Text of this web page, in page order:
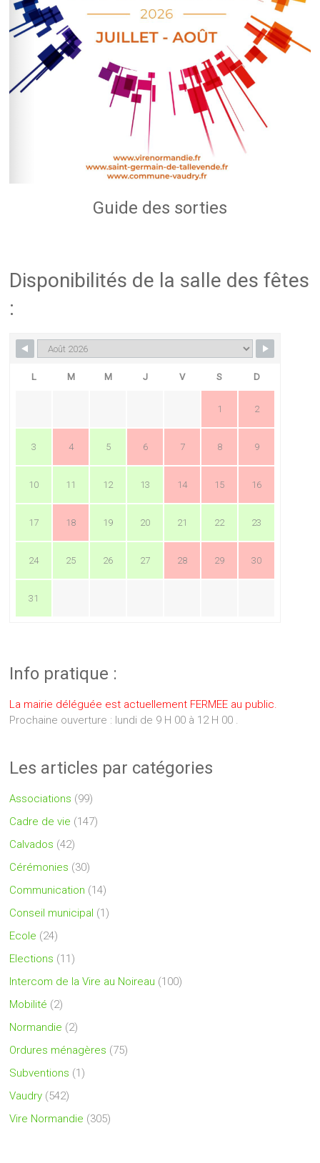
Guide des sorties
Disponibilités de la salle des fêtes
:
L M M J V S D
1 2
3 4 5 6 7 8 9
10 11 12 13 14 15 16
17 18 19 20 21 22 23
24 25 26 27 28 29 30
31
Info pratique :
La mairie déléguée est actuellement FERMEE au public.
Prochaine ouverture : lundi de 9 H 00 à 12 H 00 .
Les articles par catégories
Associations (99)
Cadre de vie (147)
Calvados (42)
Cérémonies (30)
Communication (14)
Conseil municipal (1)
Ecole (24)
Elections (11)
Intercom de la Vire au Noireau (100)
Mobilité (2)
Normandie (2)
Ordures ménagères (75)
Subventions (1)
Vaudry (542)
Vire Normandie (305)